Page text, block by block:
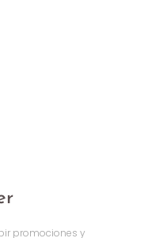
promociones y